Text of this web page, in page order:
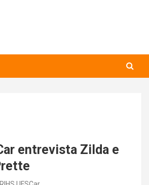
entrevista Zilda e